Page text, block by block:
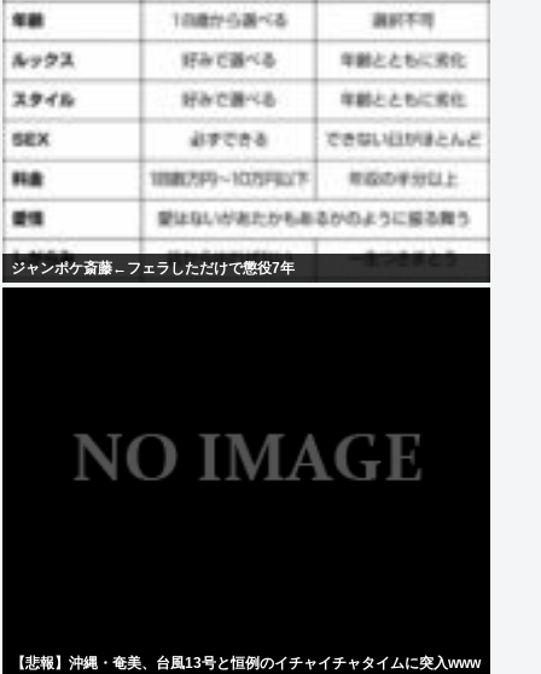
ジャンポケ斎藤←フェラしただけで懲役7年
【悲報】沖縄・奄美、台風13号と恒例のイチャイチャタイムに突入www